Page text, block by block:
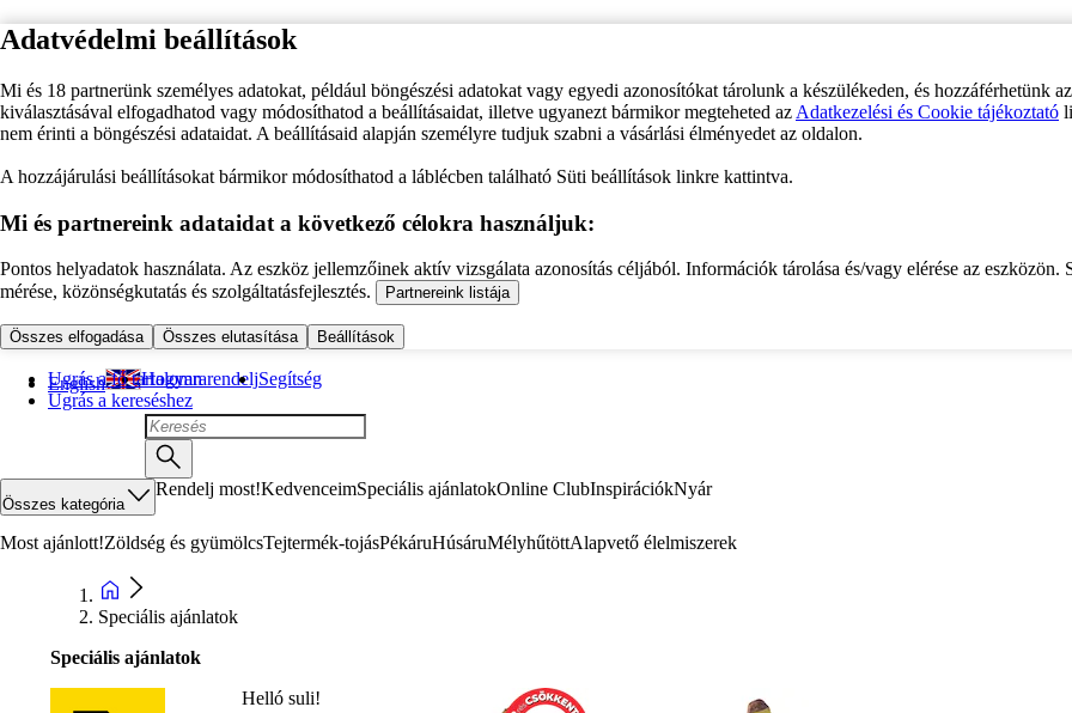
Adatvédelmi beállítások
Mi és 18 partnerünk személyes adatokat, például böngészési adatokat vagy egyedi azonosítókat tárolunk a készülékeden, és hozzáférhetünk
kiválasztásával elfogadhatod vagy módosíthatod a beállításaidat, illetve ugyanezt bármikor megteheted az Adatkezelési és Cookie tájékoztató
nem érinti a böngészési adataidat. A beállításaid alapján személyre tudjuk szabni a vásárlási élményedet az oldalon.
A hozzájárulási beállításokat bármikor módosíthatod a láblécben található Süti beállítások linkre kattintva.
Mi és partnereink adataidat a következő célokra használjuk:
Pontos helyadatok használata. Az eszköz jellemzőinek aktív vizsgálata azonosítás céljából. Információk tárolása és/vagy elérése az eszközön.
mérése, közönségkutatás és szolgáltatásfejlesztés.
Partnereink listája
Összes elfogadása Összes elutasítása Beállítások
Ugrás a fő tartalomra
Ugrás a kereséshez
English Hogyan rendeljSegítség
Összes kategória
Rendelj most!KedvenceimSpeciális ajánlatokOnline ClubInspirációkNyár
Most ajánlott!Zöldség és gyümölcsTejtermék-tojásPékáruHúsáruMélyhűtöttAlapvető élelmiszerek
Speciális ajánlatok
Speciális ajánlatok
Helló suli!